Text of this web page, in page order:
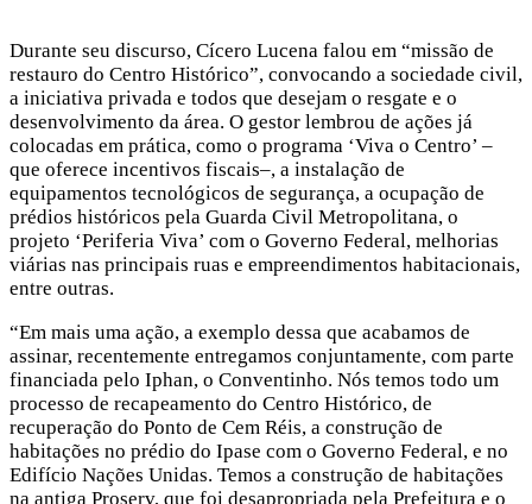
Durante seu discurso, Cícero Lucena falou em “missão de
restauro do Centro Histórico”, convocando a sociedade civil,
a iniciativa privada e todos que desejam o resgate e o
desenvolvimento da área. O gestor lembrou de ações já
colocadas em prática, como o programa ‘Viva o Centro’ –
que oferece incentivos fiscais–, a instalação de
equipamentos tecnológicos de segurança, a ocupação de
prédios históricos pela Guarda Civil Metropolitana, o
projeto ‘Periferia Viva’ com o Governo Federal, melhorias
viárias nas principais ruas e empreendimentos habitacionais,
entre outras.
“Em mais uma ação, a exemplo dessa que acabamos de
assinar, recentemente entregamos conjuntamente, com parte
financiada pelo Iphan, o Conventinho. Nós temos todo um
processo de recapeamento do Centro Histórico, de
recuperação do Ponto de Cem Réis, a construção de
habitações no prédio do Ipase com o Governo Federal, e no
Edifício Nações Unidas. Temos a construção de habitações
na antiga Proserv, que foi desapropriada pela Prefeitura e o